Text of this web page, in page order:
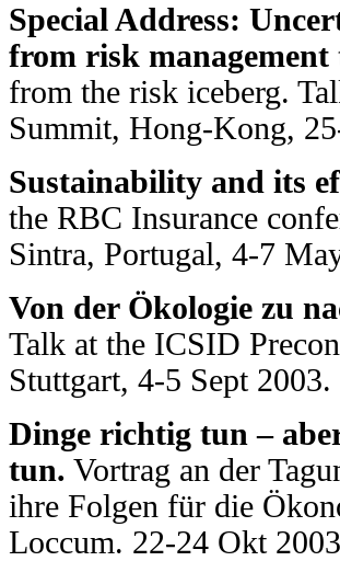
Special Address:
from risk management
from the risk iceberg.
Summit, Hong-Kong,
Sustainability and its
the RBC Insurance
Sintra, Portugal, 4-7
Von der Ökologie zu
Talk at the ICSID
Stuttgart, 4-5 Sept 2003.
Dinge richtig tun –
tun. Vortrag an der
ihre Folgen für die
Loccum. 22-24 Okt